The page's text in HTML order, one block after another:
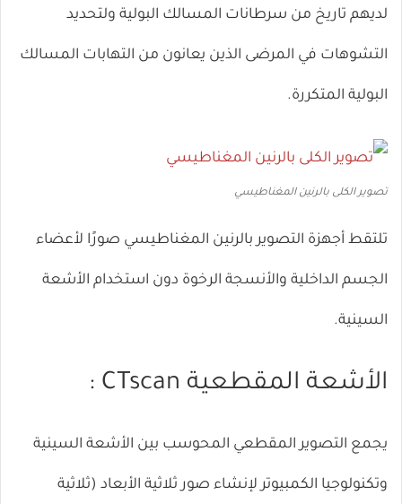
لديهم تاريخ من سرطانات المسالك البولية ولتحديد
التشوهات في المرضى الذين يعانون من التهابات المسالك
البولية المتكررة.
تصوير الكلى بالرنين المغناطيسي
تلتقط أجهزة التصوير بالرنين المغناطيسي صورًا لأعضاء
الجسم الداخلية والأنسجة الرخوة دون استخدام الأشعة
السينية.
الأشعة المقطعية CTscan :
يجمع التصوير المقطعي المحوسب بين الأشعة السينية
وتكنولوجيا الكمبيوتر لإنشاء صور ثلاثية الأبعاد (ثلاثية